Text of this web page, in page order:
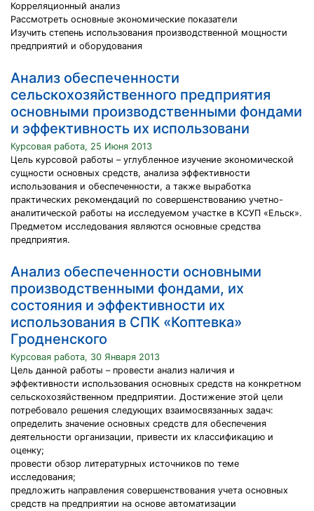
Корреляционный анализ
Рассмотреть основные экономические показатели
Изучить степень использования производственной мощности
предприятий и оборудования
Анализ обеспеченности
сельскохозяйственного предприятия
основными производственными фондами
и эффективность их использовани
Курсовая работа, 25 Июня 2013
Цель курсовой работы – углубленное изучение экономической
сущности основных средств, анализа эффективности
использования и обеспеченности, а также выработка
практических рекомендаций по совершенствованию учетно-
аналитической работы на исследуемом участке в КСУП «Ельск».
Предметом исследования являются основные средства
предприятия.
Анализ обеспеченности основными
производственными фондами, их
состояния и эффективности их
использования в СПК «Коптевка»
Гродненского
Курсовая работа, 30 Января 2013
Цель данной работы – провести анализ наличия и
эффективности использования основных средств на конкретном
сельскохозяйственном предприятии. Достижение этой цели
потребовало решения следующих взаимосвязанных задач:
определить значение основных средств для обеспечения
деятельности организации, привести их классификацию и
оценку;
провести обзор литературных источников по теме
исследования;
предложить направления совершенствования учета основных
средств на предприятии на основе автоматизации